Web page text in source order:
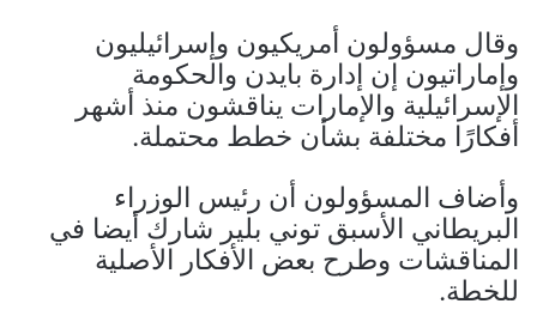
وقال مسؤولون أمريكيون وإسرائيليون
وإماراتيون إن إدارة بايدن والحكومة
الإسرائيلية والإمارات يناقشون منذ أشهر
أفكارًا مختلفة بشأن خطط محتملة.
وأضاف المسؤولون أن رئيس الوزراء
البريطاني الأسبق توني بلير شارك أيضا في
المناقشات وطرح بعض الأفكار الأصلية
للخطة.